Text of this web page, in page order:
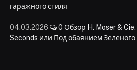
гаражного стиля
04.03.2026 0 Обзор H. Moser &
Seconds или Под обаянием Зеленого